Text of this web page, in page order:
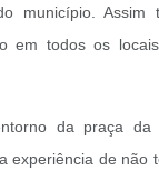
município. Assim
em todos os
da praça da
experiência de não